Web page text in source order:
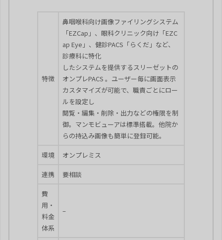
特徴
鼻咽喉科向け画像ファイリングシステム
「EZCap」、眼科クリニック向け「EZC
ap Eye」、健診PACS「らくだ」など、
診療科に特化
したシステムを提供するスリーゼットの
オンプレPACS 。ユーザー毎に画面表示
カスタマイズが可能で、職責ごとにロー
ルを設定し
閲覧・編集・削除・出力などの権限を制
御。マンモビューアは標準搭載。他院か
らの持込み画像も簡単に登録可能。
環境 オンプレミス
連携 要相談
費
用・
料金
体系
–